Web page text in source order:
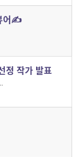
어✍️
정 작가 발표